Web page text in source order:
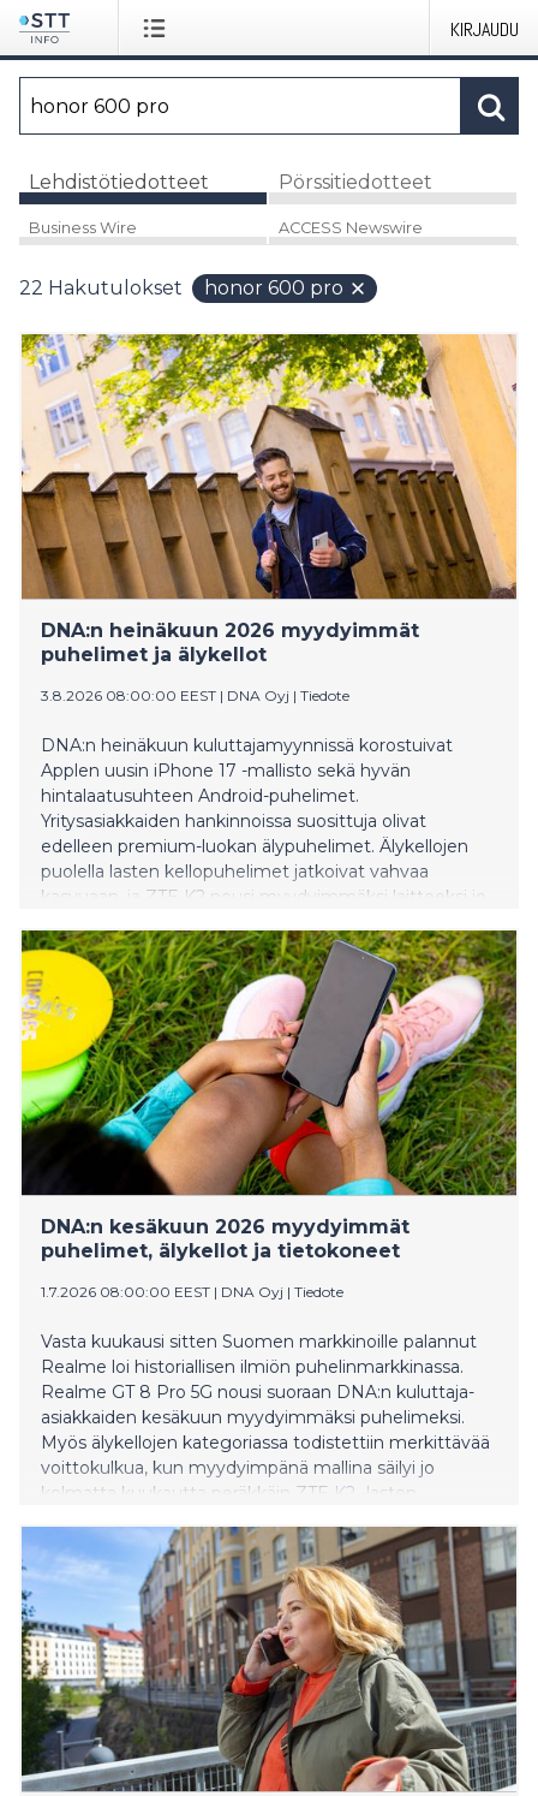
KIRJAUDU
Lehdistötiedotteet Pörssitiedotteet
Business Wire ACCESS Newswire
22 Hakutulokset honor 600 pro
DNA:n heinäkuun 2026 myydyimmät
puhelimet ja älykellot
3.8.2026 08:00:00 EEST | DNA Oyj | Tiedote
DNA:n heinäkuun kuluttajamyynnissä korostuivat
Applen uusin iPhone 17 -mallisto sekä hyvän
hintalaatusuhteen Android-puhelimet.
Yritysasiakkaiden hankinnoissa suosittuja olivat
edelleen premium-luokan älypuhelimet. Älykellojen
puolella lasten kellopuhelimet jatkoivat vahvaa
kasvuaan, ja ZTE K2 nousi myydyimmäksi laitteeksi jo
DNA:n kesäkuun 2026 myydyimmät
puhelimet, älykellot ja tietokoneet
1.7.2026 08:00:00 EEST | DNA Oyj | Tiedote
Vasta kuukausi sitten Suomen markkinoille palannut
Realme loi historiallisen ilmiön puhelinmarkkinassa.
Realme GT 8 Pro 5G nousi suoraan DNA:n kuluttaja-
asiakkaiden kesäkuun myydyimmäksi puhelimeksi.
Myös älykellojen kategoriassa todistettiin merkittävää
voittokulkua, kun myydyimpänä mallina säilyi jo
kolmatta kuukautta peräkkäin ZTE K2 -lasten
kärkipaikan nappasi puolestaan Acer Chromebook 314.